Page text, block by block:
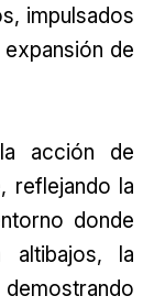
impulsados
de
acción de
reflejando la
donde
altibajos, la